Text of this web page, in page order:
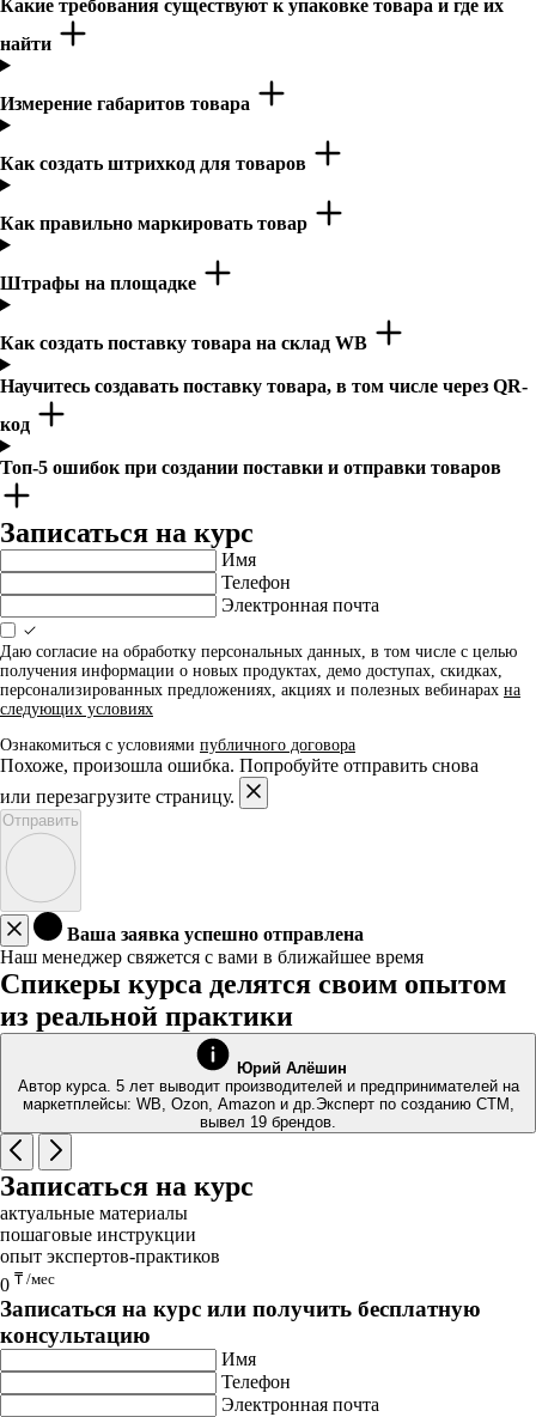
Какие требования существуют к упаковке товара и где их
найти
Измерение габаритов товара
Как создать штрихкод для товаров
Как правильно маркировать товар
Штрафы на площадке
Как создать поставку товара на склад WB
Научитесь создавать поставку товара, в том числе через QR-
код
Топ-5 ошибок при создании поставки и отправки товаров
Записаться на курс
Имя
Телефон
Электронная почта
Даю согласие на обработку персональных данных, в том числе с целью
получения информации о новых продуктах, демо доступах, скидках,
персонализированных предложениях, акциях и полезных вебинарах на
следующих условиях
Ознакомиться с условиями публичного договора
Похоже, произошла ошибка. Попробуйте отправить снова
или перезагрузите страницу.
Отправить
Ваша заявка успешно отправлена
Наш менеджер свяжется с вами в ближайшее время
Спикеры курса делятся своим опытом
из реальной практики
Юрий Алёшин
Автор курса. 5 лет выводит производителей и предпринимателей на
маркетплейсы: WB, Ozon, Amazon и др.Эксперт по созданию СТМ,
вывел 19 брендов.
Записаться на курс
актуальные материалы
пошаговые инструкции
опыт экспертов-практиков
0 ₸ /мес
Записаться на курс или получить бесплатную
консультацию
Имя
Телефон
Электронная почта